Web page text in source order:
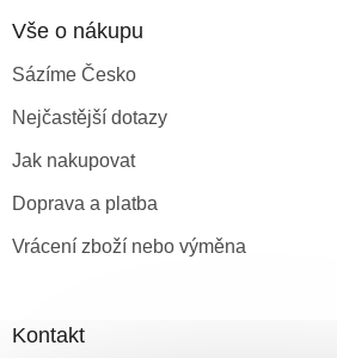
Vše o nákupu
Sázíme Česko
Nejčastější dotazy
Jak nakupovat
Doprava a platba
Vrácení zboží nebo výměna
Kontakt